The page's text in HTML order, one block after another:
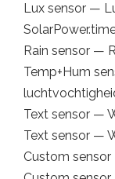
Lux sensor —
Rain sensor —
Temp+Hum
Text sensor —
Text sensor —
Custom